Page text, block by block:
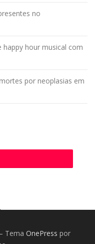
no
happy hour musical com
por neoplasias em
– Tema OnePress por